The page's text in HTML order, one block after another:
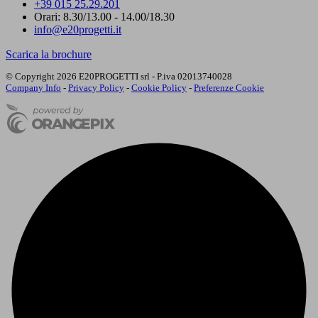
+39 015 25.29.201
Orari: 8.30/13.00 - 14.00/18.30
info@e20progetti.it
Scarica la brochure
© Copyright 2026 E20PROGETTI srl - P.iva 02013740028
Company Info - Privacy Policy - Cookie Policy - Preferenze Cookie